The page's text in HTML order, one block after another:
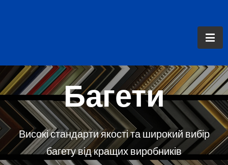
Багети
Високі стандарти якості та широкий вибір
багету від кращих виробників